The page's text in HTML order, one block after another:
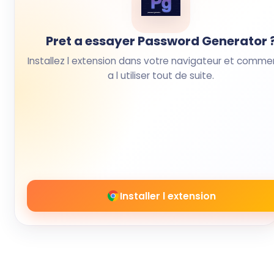
Pret a essayer Password Generator
Installez l extension dans votre navigateur et
a l utiliser tout de suite.
Installer l extension